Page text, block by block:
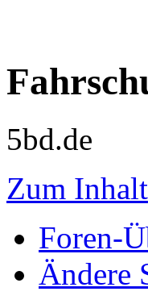
5bd.de
Zum Inhalt
Foren-
Ändere